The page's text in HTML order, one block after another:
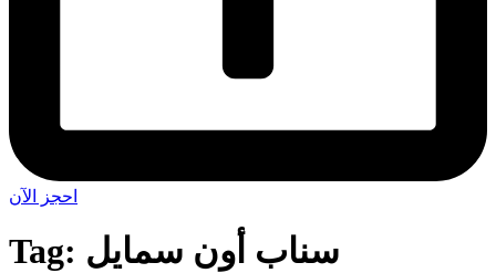
احجز الآن
Tag: سناب أون سمايل